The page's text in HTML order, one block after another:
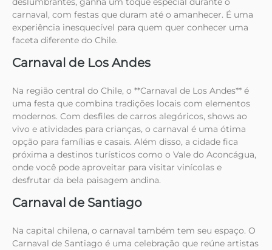
carnaval, com festas que duram até o amanhecer. É uma
experiência inesquecível para quem quer conhecer uma
faceta diferente do Chile.
Carnaval de Los Andes
Na região central do Chile, o **Carnaval de Los Andes** é
uma festa que combina tradições locais com elementos
modernos. Com desfiles de carros alegóricos, shows ao
vivo e atividades para crianças, o carnaval é uma ótima
opção para famílias e casais. Além disso, a cidade fica
próxima a destinos turísticos como o Vale do Aconcágua,
onde você pode aproveitar para visitar vinícolas e
desfrutar da bela paisagem andina.
Carnaval de Santiago
Na capital chilena, o carnaval também tem seu espaço. O
Carnaval de Santiago é uma celebração que reúne artistas